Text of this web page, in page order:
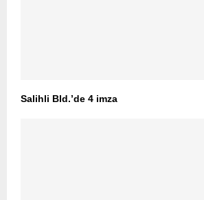
Salihli Bld.’de 4 imza